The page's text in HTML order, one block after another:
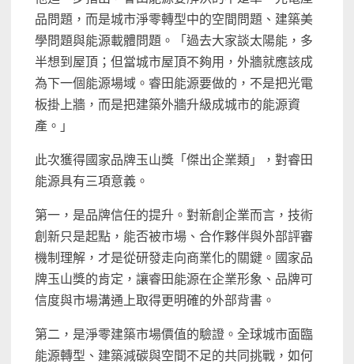
品問題，而是城市淨零轉型中的空間問題、建築美
學問題與能源載體問題。「過去大家談太陽能，多
半想到屋頂；但當城市屋頂不夠用，外牆就應該成
為下一個能源場域。睿田能源要做的，不是把光電
板掛上牆，而是把建築外牆升級成城市的能源資
產。」
此次獲得國家品牌玉山獎「傑出企業類」，對睿田
能源具有三項意義。
第一，是品牌信任的提升。對新創企業而言，技術
創新只是起點，能否被市場、合作夥伴與外部評審
機制理解，才是從研發走向商業化的關鍵。國家品
牌玉山獎的肯定，讓睿田能源在企業形象、品牌可
信度與市場溝通上取得更明確的外部背書。
第二，是淨零建築市場價值的驗證。全球城市面臨
能源轉型、建築減碳與空間不足的共同挑戰，如何